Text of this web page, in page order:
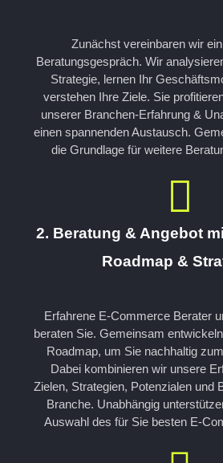
Zunächst vereinbaren wir
Beratungsgespräch. Wir
Strategie, lernen Ihr
verstehen Ihre Ziele. Sie
unserer Branchen-Erfahrung &
einen spannenden Austausch.
die Grundlage für weitere
2. Beratung & Angebot
Roadmap &
Erfahrene E-Commerce Berater
beraten Sie. Gemeinsam
Roadmap, um Sie nachhaltig
Dabei kombinieren wir unsere
Zielen, Strategien, Potenzialen und
Branche. Unabhängig
Auswahl des für Sie besten E-